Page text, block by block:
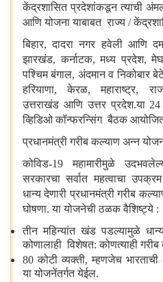
केंद्रशासित प्रदेशांकडून त्याची
आणि योजना याबाबत राज्य /
बिहार,दादरा नगर हवेली आणि
झारखंड,कर्नाटक,मध्य प्रदेश,
पश्चिम बंगाल, अंदमान व निकोबार
हरियाणा,केरळ,महाराष्ट्र,
उत्तराखंड आणि उत्तर प्रदेश.या 24
व्हिडिओ कॉन्फरन्सिंग बैठक
प्रधानमंत्री गरीब कल्याण अन्न
कोविड-19 महामारीमुळे
सरकारचा सर्वात महत्वाचा
धान्य देणारी प्रधानमंत्री गरीब
घोषणा. या योजनेची ठळक वैशिष्ट्ये :
तीन महिन्यांत खंड पडल्यामुळे
कोणालाही विशेषत: कोणत्याही
80 कोटी व्यक्ती,म्हणजेच
या योजनेंतर्गत येईल.